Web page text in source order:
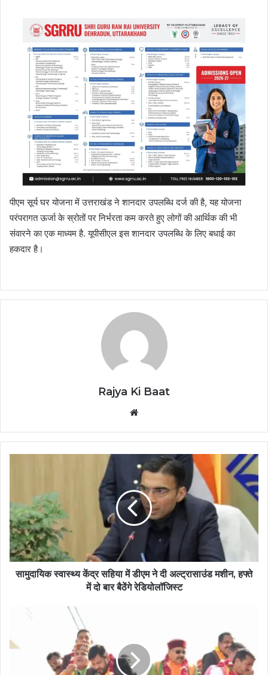
पीएम सूर्य घर योजना में उत्तराखंड ने शानदार उपलब्धि दर्ज की है, यह योजना
परंपरागत ऊर्जा के स्रोतों पर निर्भरता कम करते हुए लोगों की आर्थिक की भी
संवारने का एक माध्यम है. यूपीसीएल इस शानदार उपलब्धि के लिए बधाई का
हकदार है।
Rajya Ki Baat
सामुदायिक स्वास्थ्य केंद्र सहिया में डीएम ने दी अल्ट्रासाउंड मशीन, हफ्ते
में दो बार बैठेंगे रेडियोलॉजिस्ट